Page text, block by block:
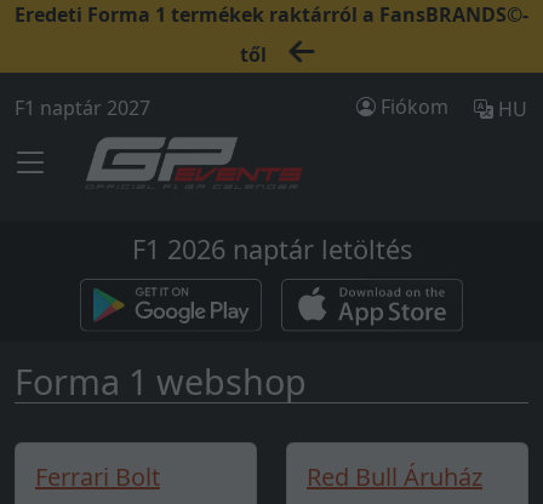
Eredeti Forma 1 termékek raktárról a FansBRANDS©-
től
F1 naptár 2027 Fiókom HU
F1 2026 naptár letöltés
Forma 1 webshop
Ferrari Bolt Red Bull Áruház